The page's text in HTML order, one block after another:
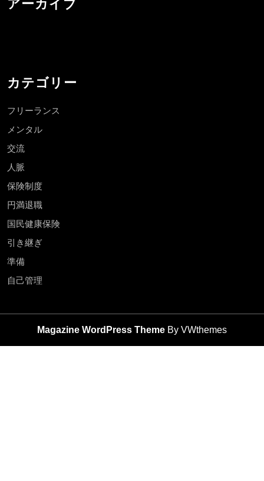
アーカイブ
カテゴリー
フリーランス
メンタル
交流
人脈
保険制度
円満退職
国民健康保険
引き継ぎ
準備
自己管理
Magazine WordPress Theme By VWthemes